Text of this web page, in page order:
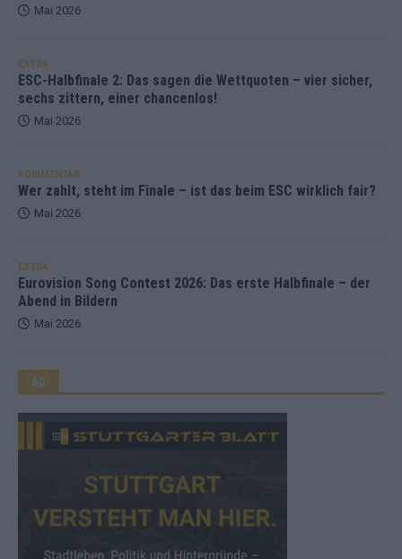
Mai 2026
EXTRA
ESC-Halbfinale 2: Das sagen die Wettquoten – vier sicher,
sechs zittern, einer chancenlos!
Mai 2026
KOMMENTAR
Wer zahlt, steht im Finale – ist das beim ESC wirklich fair?
Mai 2026
EXTRA
Eurovision Song Contest 2026: Das erste Halbfinale – der
Abend in Bildern
Mai 2026
AD